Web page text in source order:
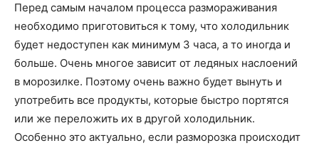
Перед самым началом процесса размораживания
необходимо приготовиться к тому, что холодильник
будет недоступен как минимум 3 часа, а то иногда и
больше. Очень многое зависит от ледяных наслоений
в морозилке. Поэтому очень важно будет вынуть и
употребить все продукты, которые быстро портятся
или же переложить их в другой холодильник.
Особенно это актуально, если разморозка происходит